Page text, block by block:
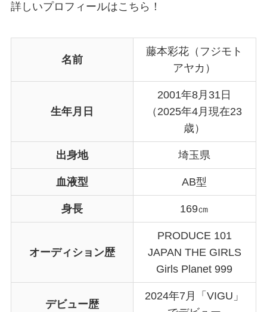
詳しいプロフィールはこちら！
名前
藤本彩花（フジモト
アヤカ）
生年月日
2001年8月31日
（2025年4月現在23
歳）
出身地 埼玉県
血液型 AB型
身長 169㎝
オーディション歴
PRODUCE 101
JAPAN THE GIRLS
Girls Planet 999
デビュー歴
2024年7月「VIGU」